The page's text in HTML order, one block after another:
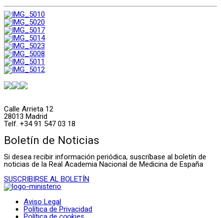
Calle Arrieta 12
28013 Madrid
Telf. +34 91 547 03 18
Boletín de Noticias
Si desea recibir información periódica, suscríbase al boletín de
noticias de la Real Academia Nacional de Medicina de España
SUSCRIBIRSE AL BOLETÍN
Aviso Legal
Política de Privacidad